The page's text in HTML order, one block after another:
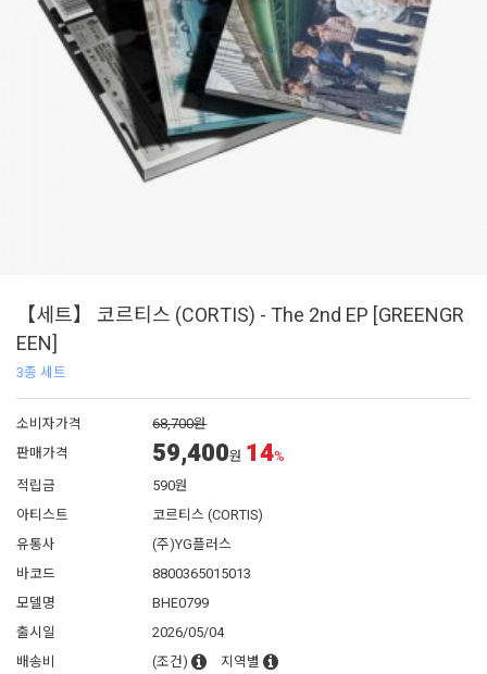
【세트】 코르티스 (CORTIS) - The 2nd EP [GREENGR
EEN]
3종 세트
소비자가격
68,700원
판매가격
59,400원 14%
적립금
590원
아티스트
코르티스 (CORTIS)
유통사
(주)YG플러스
바코드
8800365015013
모델명
BHE0799
출시일
2026/05/04
배송비
(조건) 지역별